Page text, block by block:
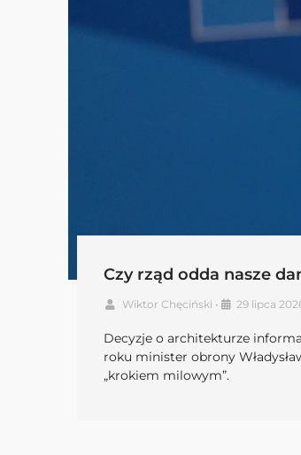
Czy rząd odda nasze
Wiktor Chęciński • 29 lipca
Decyzje o architekturze
roku minister obrony
„krokiem milowym”.